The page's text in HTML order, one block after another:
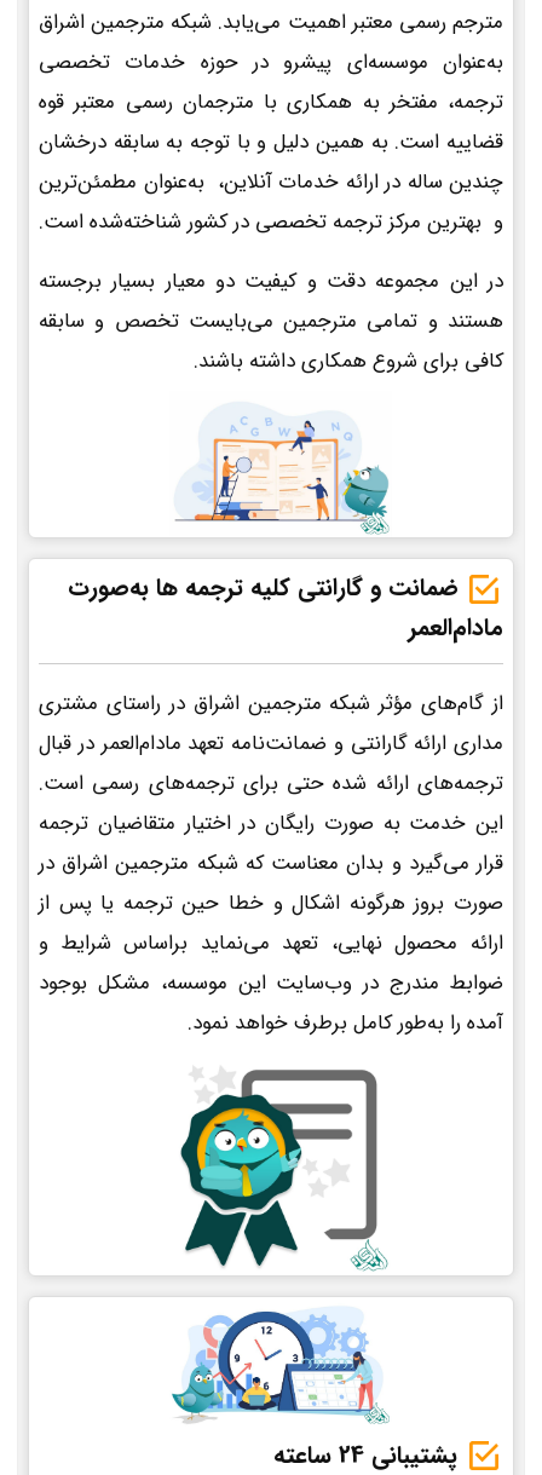
مترجم رسمی معتبر اهمیت می‌یابد. شبکه مترجمین اشراق
به‌عنوان موسسه‌ای پیشرو در حوزه خدمات تخصصی
ترجمه، مفتخر به همکاری با مترجمان رسمی معتبر قوه
قضاییه است. به همین دلیل و با توجه به سابقه درخشان
چندین ساله در ارائه خدمات آنلاین، به‌عنوان مطمئن‌ترین
و بهترین مرکز ترجمه تخصصی در کشور شناخته‌شده است.
در این مجموعه دقت و کیفیت دو معیار بسیار برجسته
هستند و تمامی مترجمین می‌بایست تخصص و سابقه
کافی برای شروع همکاری داشته باشند.
ضمانت و گارانتی کلیه ترجمه ها به‌صورت
مادام‌العمر
از گام‌های مؤثر شبکه مترجمین اشراق در راستای مشتری
مداری ارائه گارانتی و ضمانت‌نامه تعهد مادام‌العمر در قبال
ترجمه‌های ارائه شده حتی برای ترجمه‌های رسمی است.
این خدمت به صورت رایگان در اختیار متقاضیان ترجمه
قرار می‌گیرد و بدان معناست که شبکه مترجمین اشراق در
صورت بروز هرگونه اشکال و خطا حین ترجمه یا پس از
ارائه محصول نهایی، تعهد می‌نماید براساس شرایط و
ضوابط مندرج در وب‌سایت این موسسه، مشکل بوجود
آمده را به‌طور کامل برطرف خواهد نمود.
پشتیبانی 24 ساعته